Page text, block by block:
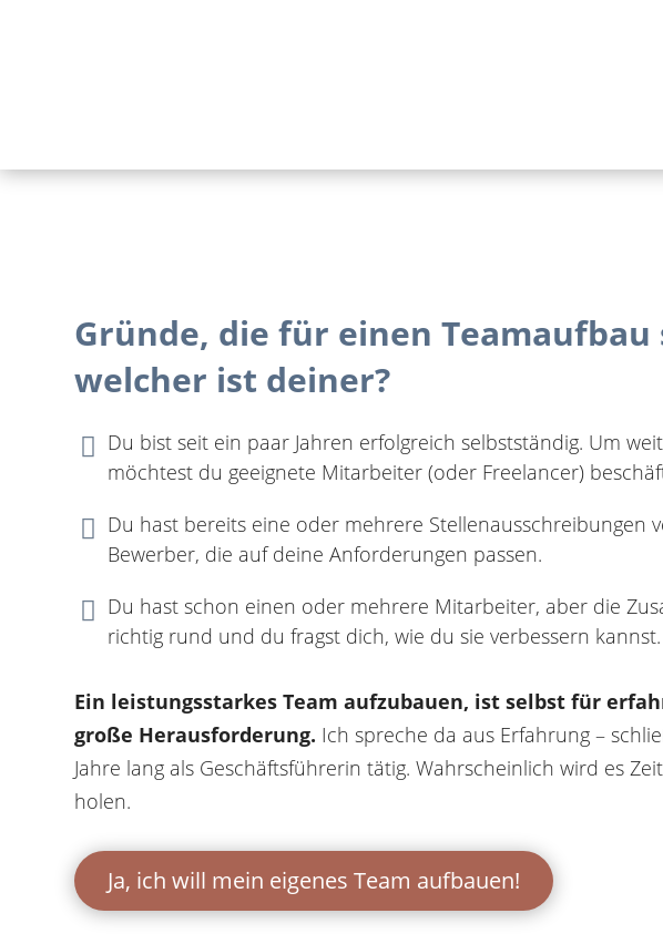
Gründe, die für einen Teamaufbau
welcher ist deiner?
 Du bist seit ein paar Jahren erfolgreich selbstständig. Um
möchtest du geeignete Mitarbeiter (oder Freelancer)
 Du hast bereits eine oder mehrere Stellenausschreibungen
Bewerber, die auf deine Anforderungen passen.
 Du hast schon einen oder mehrere Mitarbeiter, aber die
richtig rund und du fragst dich, wie du sie verbessern kannst.
Ein leistungsstarkes Team aufzubauen, ist selbst für
große Herausforderung. Ich spreche da aus Erfahrung –
Jahre lang als Geschäftsführerin tätig. Wahrscheinlich wird es
holen.
Ja, ich will mein eigenes Team aufbauen!